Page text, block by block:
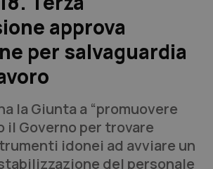
approva
per salvaguardia
la Giunta a “promuovere
il Governo per trovare
idonei ad avviare un
del personale